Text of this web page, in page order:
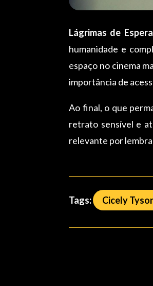
Lágrimas de
humanidade e
espaço no cinema
importância de
Ao final, o que
retrato sensível e
relevante por
Tags: Cicely